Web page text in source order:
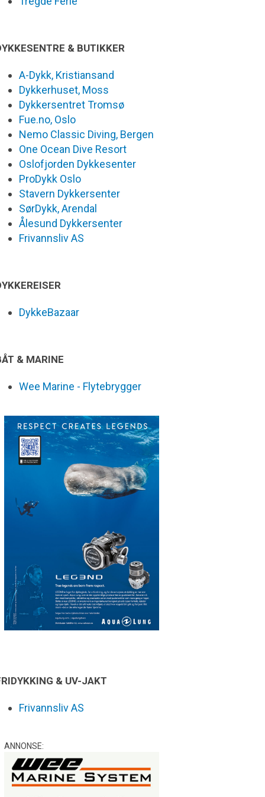
& BUTIKKER
A-Dykk, Kristiansand
Dykkerhuset, Moss
Dykkersentret Tromsø
Fue.no, Oslo
Nemo Classic Diving, Bergen
One Ocean Dive Resort
Oslofjorden Dykkesenter
ProDykk Oslo
Stavern Dykkersenter
SørDykk, Arendal
Ålesund Dykkersenter
Frivannsliv AS
DykkeBazaar
& MARINE
Wee Marine - Flytebrygger
& UV-JAKT
Frivannsliv AS
ANNONSE: